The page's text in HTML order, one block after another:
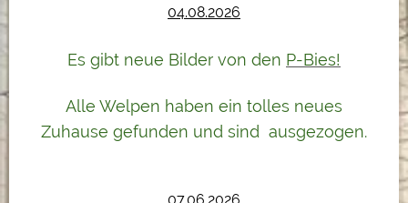
04.08.2026
Es gibt neue Bilder von den P-Bies!
Alle Welpen haben ein tolles neues
Zuhause gefunden und sind ausgezogen.